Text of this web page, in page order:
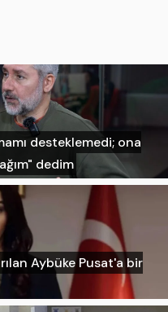
desteklemedi; ona
dedim
Aybüke Pusat'a bir